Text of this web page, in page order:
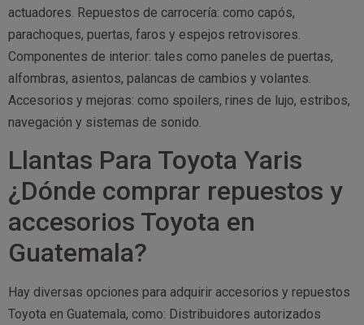
actuadores. Repuestos de carrocería: como capós,
parachoques, puertas, faros y espejos retrovisores.
Componentes de interior: tales como paneles de puertas,
alfombras, asientos, palancas de cambios y volantes.
Accesorios y mejoras: como spoilers, rines de lujo, estribos,
navegación y sistemas de sonido.
Llantas Para Toyota Yaris
¿Dónde comprar repuestos y
accesorios Toyota en
Guatemala?
Hay diversas opciones para adquirir accesorios y repuestos
Toyota en Guatemala, como: Distribuidores autorizados